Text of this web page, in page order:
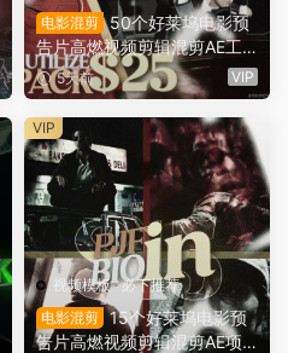
电影混剪
50个好莱坞电影预
告片高燃视频剪辑混剪AE工
程项目文件+AE预设+叠加层
+视频教程 UTILIZE NEXTLV
L PACK（16780）
5天前 VIP
视频模板·必下推荐
电影混剪 15个好莱坞电影预
告片高燃视频剪辑混剪AE项
VIP